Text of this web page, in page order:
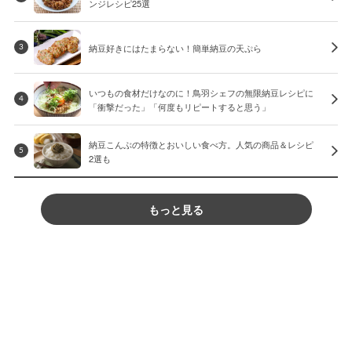
ンジレシピ25選
3 納豆好きにはたまらない！簡単納豆の天ぷら
4
いつもの食材だけなのに！鳥羽シェフの無限納豆レシピに
「衝撃だった」「何度もリピートすると思う」
5
納豆こんぶの特徴とおいしい食べ方。人気の商品＆レシピ
2選も
もっと見る